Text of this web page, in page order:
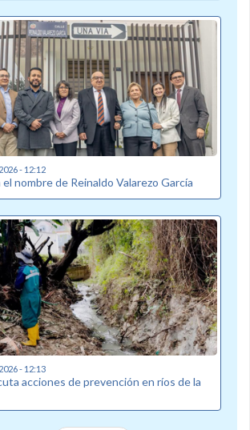
- 12:12
el nombre de Reinaldo Valarezo García
- 12:13
acciones de prevención en ríos de la